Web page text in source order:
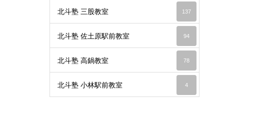
北斗塾 三股教室 137
北斗塾 佐土原駅前教室 94
北斗塾 高鍋教室 78
北斗塾 小林駅前教室 4